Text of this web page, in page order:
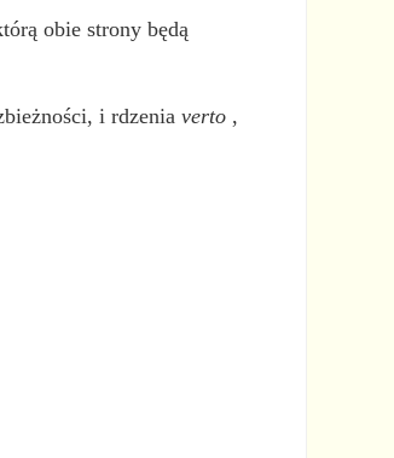
obie strony będą
i rdzeniaverto ,